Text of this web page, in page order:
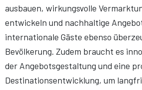
ausbauen, wirkungsvolle
entwickeln und nachhaltige
internationale Gäste ebenso
Bevölkerung. Zudem braucht es
der Angebotsgestaltung und eine
Destinationsentwicklung, um